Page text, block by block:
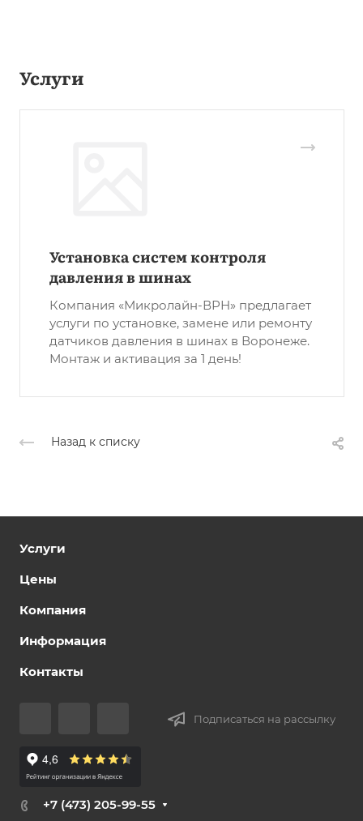
Услуги
Установка систем контроля
давления в шинах
Компания «Микролайн-ВРН» предлагает
услуги по установке, замене или ремонту
датчиков давления в шинах в Воронеже.
Монтаж и активация за 1 день!
Назад к списку
Услуги
Цены
Компания
Информация
Контакты
Подписаться на рассылку
+7 (473) 205-99-55